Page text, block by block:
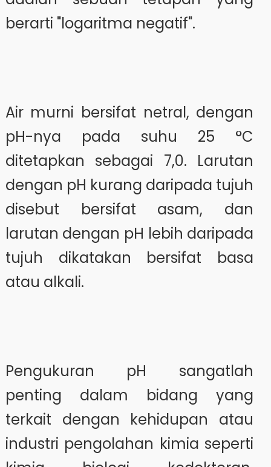
berarti "logaritma negatif".
Air murni bersifat netral, dengan
pH-nya pada suhu 25 °C
ditetapkan sebagai 7,0. Larutan
dengan pH kurang daripada tujuh
disebut bersifat asam, dan
larutan dengan pH lebih daripada
tujuh dikatakan bersifat basa
atau alkali.
Pengukuran pH sangatlah
penting dalam bidang yang
terkait dengan kehidupan atau
industri pengolahan kimia seperti